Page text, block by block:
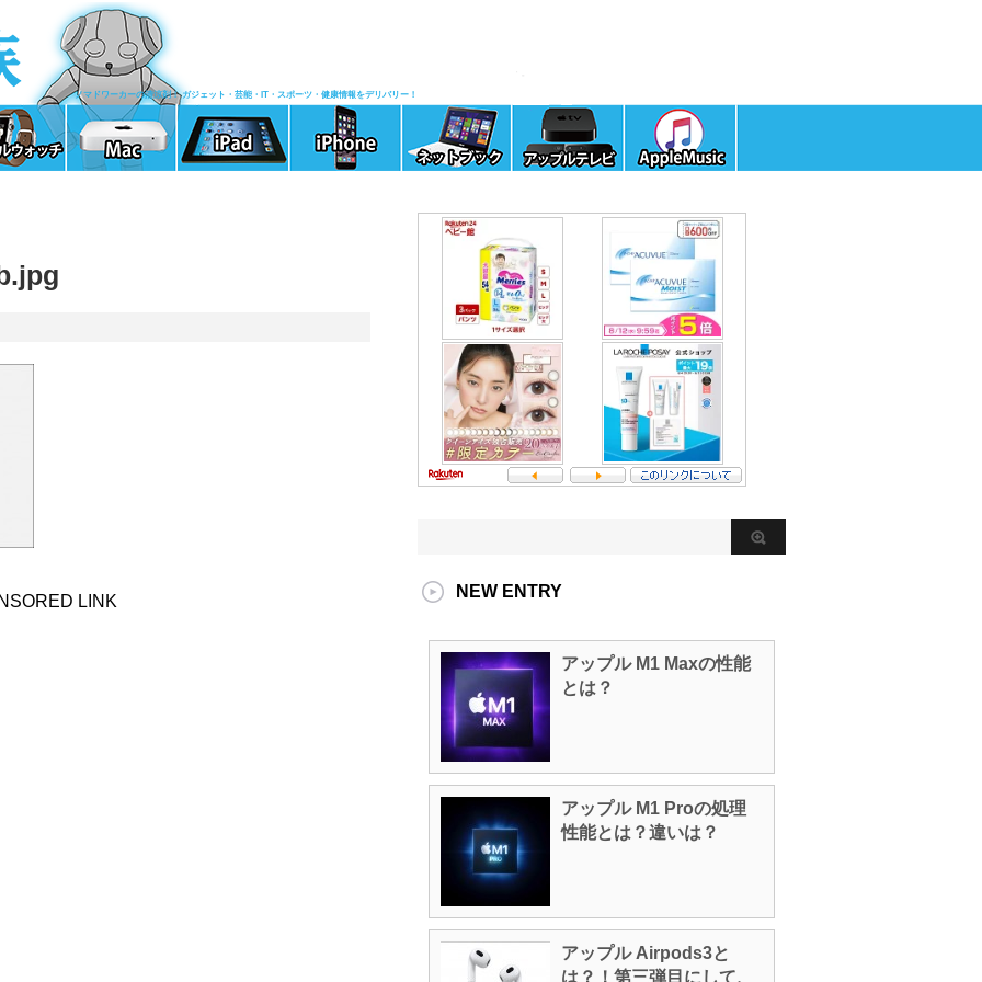
ノマドワーカーの清涼剤！ ガジェット・芸能・IT・スポーツ・健康情報をデリバリー！
LINK
NEW ENTRY
アップル M1 Maxの性能
とは？
アップル M1 Proの処理
性能とは？違いは？
アップル Airpods3と
は？！第三弾目にして、